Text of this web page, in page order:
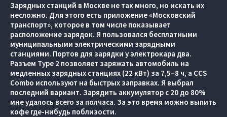
Зарядных станций в Москве не так много, но искать их
несложно. Для этого есть приложение «Московский
транспорт», которое в том числе показывает
расположение зарядок. Я пользовался бесплатными
муниципальными электрическими зарядными
станциями. Портов для зарядки у электрокара два.
Разъем Type 2 позволяет заряжать автомобиль на
медленных зарядных станциях (22 кВт) за 7,5–8 ч, а CCS
Combo используют на быстрых заправках. Я выбрал
последний вариант. Зарядить аккумулятор с 20 до 80%
мне удалось всего за полчаса. За это время можно выпить
кофе где-нибудь поблизости.